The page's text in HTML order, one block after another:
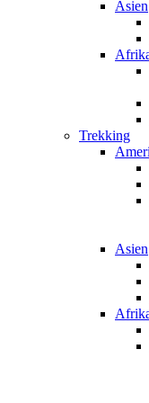
Asien
Trekking
Asien